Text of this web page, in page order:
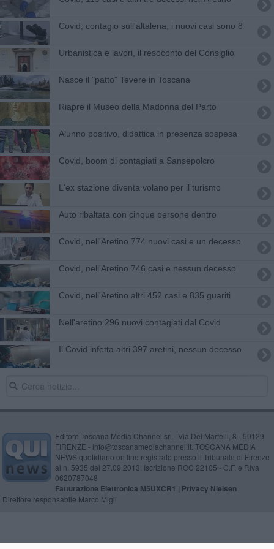
Covid, contagio sull'altalena, i nuovi casi sono 8
Urbanistica e lavori, il resoconto del Consiglio
Nasce il "patto" Tevere in Toscana
Riapre il Museo della Madonna del Parto
Alunno positivo, didattica in presenza sospesa
Covid, boom di contagiati a Sansepolcro
L'ex stazione diventa volano per il turismo
Auto ribaltata con cinque persone dentro
Covid, nell'Aretino 774 nuovi casi e un decesso
Covid, nell'Aretino 746 casi e nessun decesso
Covid, nell'Aretino altri 452 casi e 835 guariti
Nell'aretino 296 nuovi contagiati dal Covid
Il Covid infetta altri 397 aretini, nessun decesso
Editore Toscana Media Channel srl - Via Dei Martelli, 8 - 50129
FIRENZE - info@toscanamediachannel.it. TOSCANA MEDIA
NEWS quotidiano on line registrato presso il Tribunale di Firenze
al n. 5935 del 27.09.2013. Iscrizione ROC 22105 - C.F. e P.Iva
0620787048
Fatturazione Elettronica M5UXCR1 | Privacy Nielsen
Direttore responsabile Marco Migli